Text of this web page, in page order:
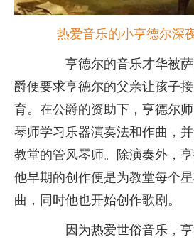
热爱音乐的小亨德尔深
亨德尔的音乐才华被萨
爵便要求亨德尔的父亲让孩子
育。在公爵的资助下，亨德尔
琴师学习乐器演奏法和作曲，
教堂的管风琴师。除演奏外，
他早期的创作便是为教堂每个
曲，同时他也开始创作歌剧。
因为热爱世俗音乐，亨